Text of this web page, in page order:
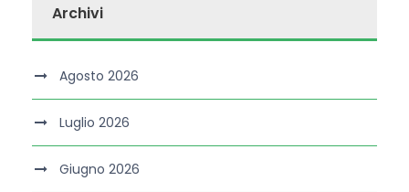
Archivi
Agosto 2026
Luglio 2026
Giugno 2026